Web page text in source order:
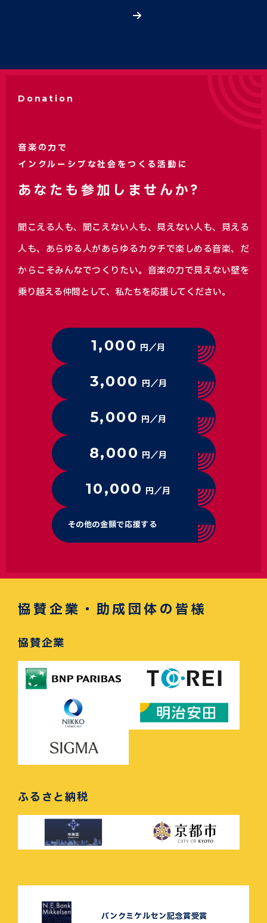
Donation
音楽の力で
インクルーシブな社会をつくる活動に
あなたも参加しませんか?
聞こえる人も、聞こえない人も、見えない人も、見える
人も、あらゆる人があらゆるカタチで楽しめる音楽、 だ
からこそみんなでつくりたい。音楽の力で見えない壁を
乗り越える仲間として、私たちを応援してください。
1,000 円／月
3,000 円／月
5,000 円／月
8,000 円／月
10,000 円／月
その他の金額で応援する
協賛企業・助成団体の皆様
協賛企業
ふるさと納税
バンクミケルセン記念賞受賞